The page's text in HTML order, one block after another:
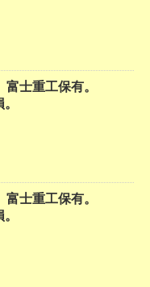
士重工保有。
士重工保有。